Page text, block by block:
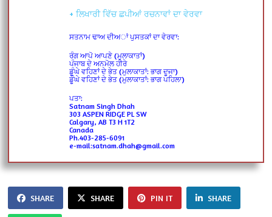
+ ਲਿਖਾਰੀ ਵਿੱਚ ਛਪੀਆਂ ਰਚਨਾਵਾਂ ਦਾ ਵੇਰਵਾ
ਸਤਨਾਮ ਢਾਅ ਦੀਅਾਂ ਪੁਸਤਕਾਂ ਦਾ ਵੇਰਵਾ:
ਰੰਗ ਆਪੋ ਆਪਣੇ (ਮੁਲਾਕਾਤਾਂ)
ਪੰਜਾਬ ਦੇ ਅਨਮੋਲ ਹੀਰੇ
ਡੂੰਘੇ ਵਹਿਣਾਂ ਦੇ ਭੇਤ (ਮੁਲਾਕਾਤਾਂ: ਭਾਗ ਦੂਜਾ)
ਡੂੰਘੇ ਵਹਿਣਾਂ ਦੇ ਭੇਤ (ਮੁਲਾਕਾਤਾਂ: ਭਾਗ ਪਹਿਲਾ)
ਪਤਾ:
Satnam Singh Dhah
303 ASPEN RIDGE PL SW
Calgary, AB T3 H 1T2
Canada
Ph.403-285-6091
e-mail:satnam.dhah@gmail.com
SHARE SHARE PIN IT SHARE